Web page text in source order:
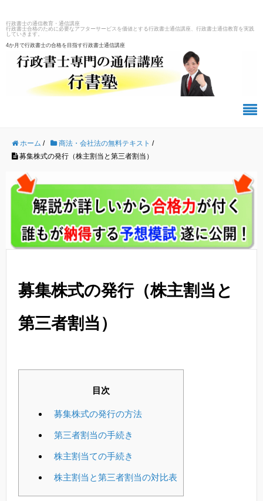
行政書士の通信教育・通信講座
行政書士合格のために必要なアフターサービスを価値とする行政書士通信講座、行政書士通信教育を実践
していきます。
4か月で行政書士の合格を目指す行政書士通信講座
ホーム / 商法・会社法の無料テキスト /
募集株式の発行（株主割当と第三者割当）
募集株式の発行（株主割当と
第三者割当）
目次
募集株式の発行の方法
第三者割当の手続き
株主割当ての手続き
株主割当と第三者割当の対比表